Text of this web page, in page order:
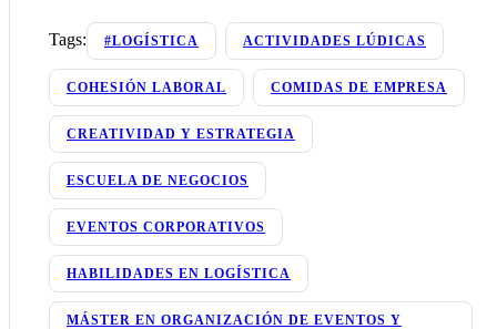
Tags: #LOGÍSTICA ACTIVIDADES LÚDICAS
COHESIÓN LABORAL COMIDAS DE EMPRESA
CREATIVIDAD Y ESTRATEGIA
ESCUELA DE NEGOCIOS
EVENTOS CORPORATIVOS
HABILIDADES EN LOGÍSTICA
MÁSTER EN ORGANIZACIÓN DE EVENTOS Y